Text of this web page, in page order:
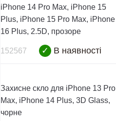
iPhone 14 Pro Max, iPhone 15
Plus, iPhone 15 Pro Max, iPhone
16 Plus, 2.5D, прозоре
152567 ✓ В наявності
Захисне скло для iPhone 13 Pro
Max, iPhone 14 Plus, 3D Glass,
чорне